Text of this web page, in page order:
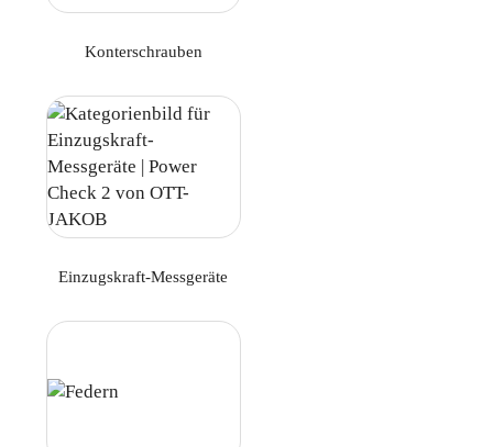
Konterschrauben
Einzugskraft-Messgeräte